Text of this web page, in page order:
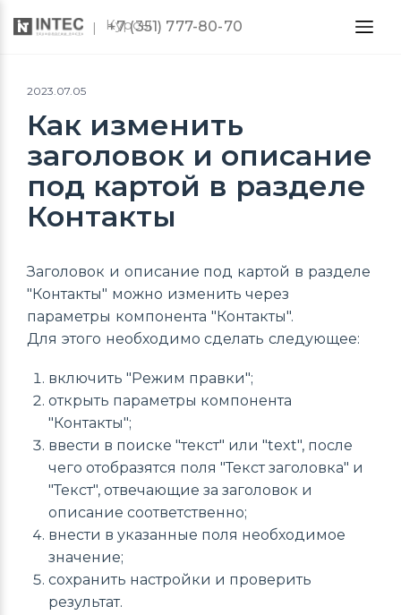
Курсы
+7 (351) 777-80-70
2023.07.05
Как изменить
заголовок и описание
под картой в разделе
Контакты
Заголовок и описание под картой в разделе
"Контакты" можно изменить через
параметры компонента "Контакты".
Для этого необходимо сделать следующее:
включить "Режим правки";
открыть параметры компонента
"Контакты";
ввести в поиске "текст" или "text", после
чего отобразятся поля "Текст заголовка" и
"Текст", отвечающие за заголовок и
описание соответственно;
внести в указанные поля необходимое
значение;
сохранить настройки и проверить
результат.